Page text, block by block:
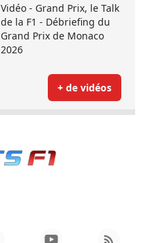
Vidéo - Grand Prix, le Talk
de la F1 - Débriefing du
Grand Prix de Monaco
2026
+ de vidéos